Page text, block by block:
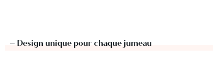
– Design unique pour chaque jumeau